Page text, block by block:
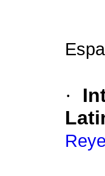
·